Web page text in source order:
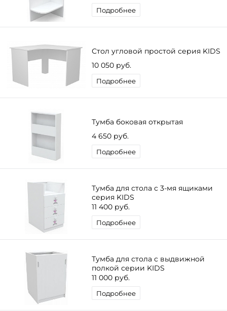
Подробнее
Стол угловой простой серия KIDS
10 050 руб.
Подробнее
Тумба боковая открытая
4 650 руб.
Подробнее
Тумба для стола с 3-мя ящиками
серия KIDS
11 400 руб.
Подробнее
Тумба для стола с выдвижной
полкой серии KIDS
11 000 руб.
Подробнее